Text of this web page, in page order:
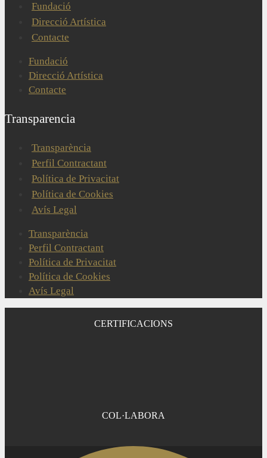
Fundació
Direcció Artística
Contacte
Fundació
Direcció Artística
Contacte
Transparencia
Transparència
Perfil Contractant
Política de Privacitat
Política de Cookies
Avís Legal
Transparència
Perfil Contractant
Política de Privacitat
Política de Cookies
Avís Legal
CERTIFICACIONS
COL·LABORA